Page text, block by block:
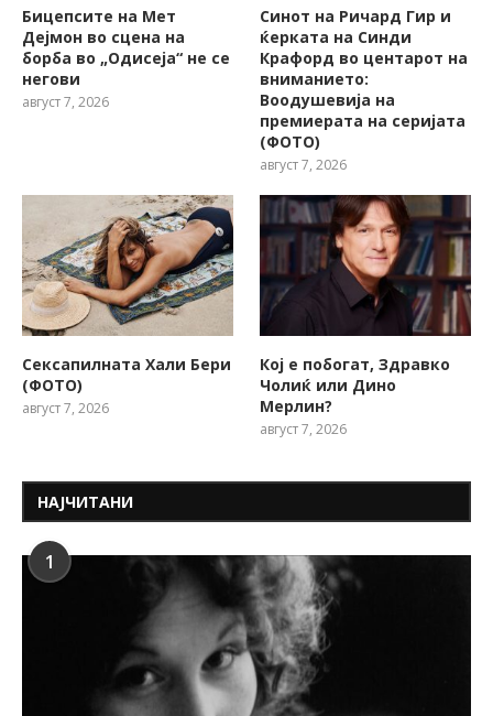
Бицепсите на Мет
Дејмон во сцена на
борба во „Одисеја“ не се
негови
август 7, 2026
Синот на Ричард Гир и
ќерката на Синди
Крафорд во центарот на
вниманието:
Воодушевија на
премиерата на серијата
(ФОТО)
август 7, 2026
Сексапилната Хали Бери
(ФОТО)
август 7, 2026
Кој е побогат, Здравко
Чолиќ или Дино
Мерлин?
август 7, 2026
НАЈЧИТАНИ
1